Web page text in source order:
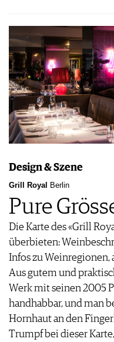
Design & Szene
Grill Royal Berlin
Pure
Die Karte des «Grill
überbieten:
Infos zu Weinregionen,
Aus gutem und
Werk mit seinen 2005
handhabbar, und man
Hornhaut an den
Trumpf bei dieser